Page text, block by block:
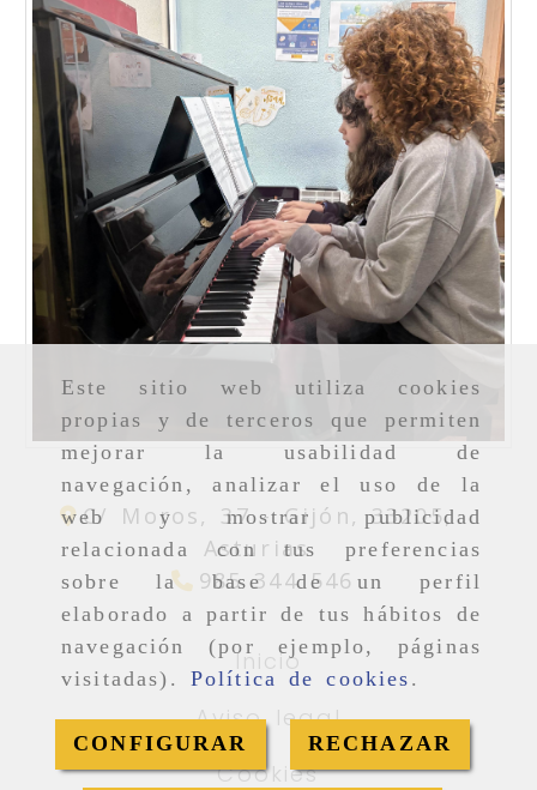
Este sitio web utiliza cookies
propias y de terceros que permiten
mejorar la usabilidad de
navegación, analizar el uso de la
web y mostrar publicidad
relacionada con tus preferencias
sobre la base de un perfil
elaborado a partir de tus hábitos de
navegación (por ejemplo, páginas
visitadas). Política de cookies .
CONFIGURAR RECHAZAR
C/ Moros, 37 -Gijón,33205,
Asturias
985 344 546
Inicio
Aviso legal
Cookies